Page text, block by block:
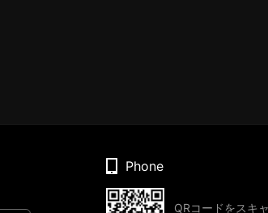
Phone
QRコードをスキ